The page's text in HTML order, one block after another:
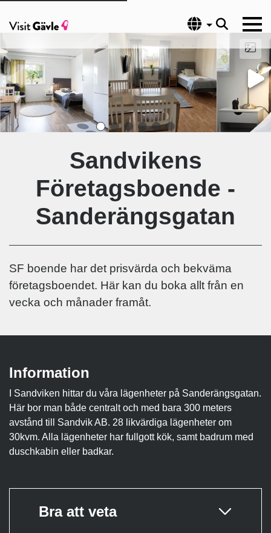
Språk
Sandvikens
Företagsboende -
Sanderängsgatan
SF boende har det prisvärda och bekväma
företagsboendet. Här kan du boka allt från en
vecka och månader framåt.
Information
I Sandviken hittar du våra lägenheter på Sanderängsgatan.
Här bor man både centralt och med bara 300 meters
avstånd till Sandvik AB. 28 likvärdiga lägenheter om
30kvm. Alla lägenheter har fullgott kök, samt badrum med
duschkabin eller badkar.
Bra att veta